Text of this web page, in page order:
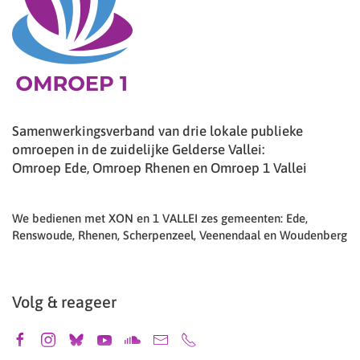
Samenwerkingsverband van drie lokale publieke
omroepen in de zuidelijke Gelderse Vallei:
Omroep Ede, Omroep Rhenen en Omroep 1 Vallei
We bedienen met XON en 1 VALLEI zes gemeenten: Ede,
Renswoude, Rhenen, Scherpenzeel, Veenendaal en Woudenberg
Volg & reageer